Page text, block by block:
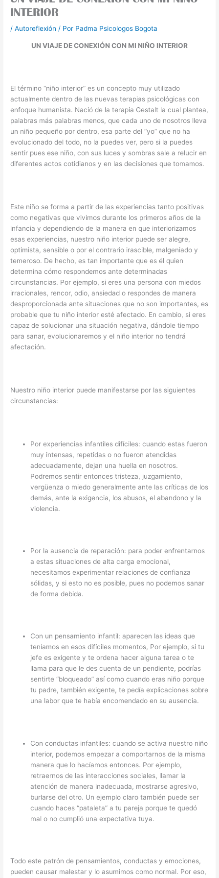
INTERIOR
/Autoreflexión / Por Padma Psicologos Bogota
UN VIAJE DE CONEXIÓN CON MI NIÑO INTERIOR
El término “niño interior” es un concepto muy utilizado
actualmente dentro de las nuevas terapias psicológicas con
enfoque humanista. Nació de la terapia Gestalt la cual plantea,
palabras más palabras menos, que cada uno de nosotros lleva
un niño pequeño por dentro, esa parte del “yo” que no ha
evolucionado del todo, no la puedes ver, pero si la puedes
sentir pues ese niño, con sus luces y sombras sale a relucir en
diferentes actos cotidianos y en las decisiones que tomamos.
Este niño se forma a partir de las experiencias tanto positivas
como negativas que vivimos durante los primeros años de la
infancia y dependiendo de la manera en que interiorizamos
esas experiencias, nuestro niño interior puede ser alegre,
optimista, sensible o por el contrario irascible, malgeniado y
temeroso. De hecho, es tan importante que es él quien
determina cómo respondemos ante determinadas
circunstancias. Por ejemplo, si eres una persona con miedos
irracionales, rencor, odio, ansiedad o respondes de manera
desproporcionada ante situaciones que no son importantes, es
probable que tu niño interior esté afectado. En cambio, si eres
capaz de solucionar una situación negativa, dándole tiempo
para sanar, evolucionaremos y el niño interior no tendrá
afectación.
Nuestro niño interior puede manifestarse por las siguientes
circunstancias:
Por experiencias infantiles difíciles: cuando estas fueron
muy intensas, repetidas o no fueron atendidas
adecuadamente, dejan una huella en nosotros.
Podremos sentir entonces tristeza, juzgamiento,
vergüenza o miedo generalmente ante las críticas de los
demás, ante la exigencia, los abusos, el abandono y la
violencia.
Por la ausencia de reparación: para poder enfrentarnos
a estas situaciones de alta carga emocional,
necesitamos experimentar relaciones de confianza
sólidas, y si esto no es posible, pues no podemos sanar
de forma debida.
Con un pensamiento infantil: aparecen las ideas que
teníamos en esos difíciles momentos, Por ejemplo, si tu
jefe es exigente y te ordena hacer alguna tarea o te
llama para que le des cuenta de un pendiente, podrías
sentirte “bloqueado” así como cuando eras niño porque
tu padre, también exigente, te pedía explicaciones sobre
una labor que te había encomendado en su ausencia.
Con conductas infantiles: cuando se activa nuestro niño
interior, podemos empezar a comportarnos de la misma
manera que lo hacíamos entonces. Por ejemplo,
retraernos de las interacciones sociales, llamar la
atención de manera inadecuada, mostrarse agresivo,
burlarse del otro. Un ejemplo claro también puede ser
cuando haces “pataleta” a tu pareja porque te quedó
mal o no cumplió una expectativa tuya.
Todo este patrón de pensamientos, conductas y emociones,
pueden causar malestar y lo asumimos como normal. Por eso,